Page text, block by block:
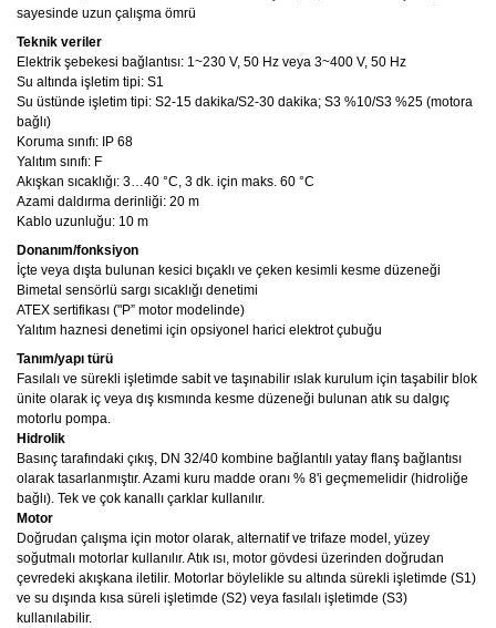
sayesinde uzun çalışma ömrü
Teknik veriler
Elektrik şebekesi bağlantısı: 1~230 V, 50 Hz veya 3~400 V, 50 Hz
Su altında işletim tipi: S1
Su üstünde işletim tipi: S2-15 dakika/S2-30 dakika; S3 %10/S3 %25 (motora
bağlı)
Koruma sınıfı: IP 68
Yalıtım sınıfı: F
Akışkan sıcaklığı: 3…40 °C, 3 dk. için maks. 60 °C
Azami daldırma derinliği: 20 m
Kablo uzunluğu: 10 m
Donanım/fonksiyon
İçte veya dışta bulunan kesici bıçaklı ve çeken kesimli kesme düzeneği
Bimetal sensörlü sargı sıcaklığı denetimi
ATEX sertifikası ("P” motor modelinde)
Yalıtım haznesi denetimi için opsiyonel harici elektrot çubuğu
Tanım/yapı türü
Fasılalı ve sürekli işletimde sabit ve taşınabilir ıslak kurulum için taşabilir blok
ünite olarak iç veya dış kısmında kesme düzeneği bulunan atık su dalgıç
motorlu pompa.
Hidrolik
Basınç tarafındaki çıkış, DN 32/40 kombine bağlantılı yatay flanş bağlantısı
olarak tasarlanmıştır. Azami kuru madde oranı % 8'i geçmemelidir (hidroliğe
bağlı). Tek ve çok kanallı çarklar kullanılır.
Motor
Doğrudan çalışma için motor olarak, alternatif ve trifaze model, yüzey
soğutmalı motorlar kullanılır. Atık ısı, motor gövdesi üzerinden doğrudan
çevredeki akışkana iletilir. Motorlar böylelikle su altında sürekli işletimde (S1)
ve su dışında kısa süreli işletimde (S2) veya fasılalı işletimde (S3)
kullanılabilir.